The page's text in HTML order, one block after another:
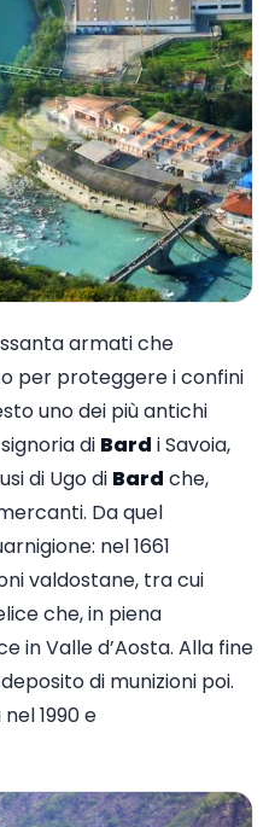
armati che
per proteggere i confini
uno dei più antichi
di Bard i Savoia,
di Ugo di Bard che,
Da quel
nel 1661
valdostane, tra cui
che, in piena
in Valle d’Aosta. Alla fine
di munizioni poi.
1990 e